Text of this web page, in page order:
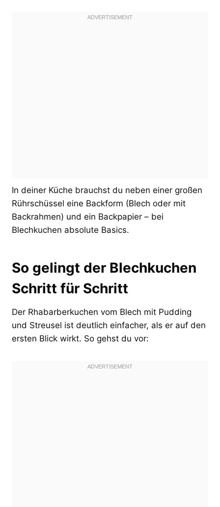
In deiner Küche brauchst du neben einer großen
Rührschüssel eine Backform (Blech oder mit
Backrahmen) und ein Backpapier – bei
Blechkuchen absolute Basics.
So gelingt der Blechkuchen
Schritt für Schritt
Der Rhabarberkuchen vom Blech mit Pudding
und Streusel ist deutlich einfacher, als er auf den
ersten Blick wirkt. So gehst du vor: